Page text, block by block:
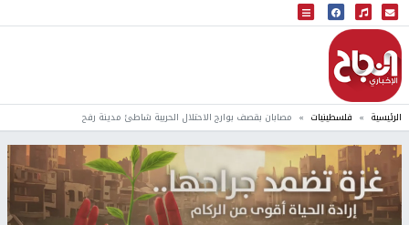
البث المباشر
إذاعة النجاح
الرئيسية فلسطينيات مصابان بقصف بوارج الاحتلال الحربية شاطئ مدينة رفح